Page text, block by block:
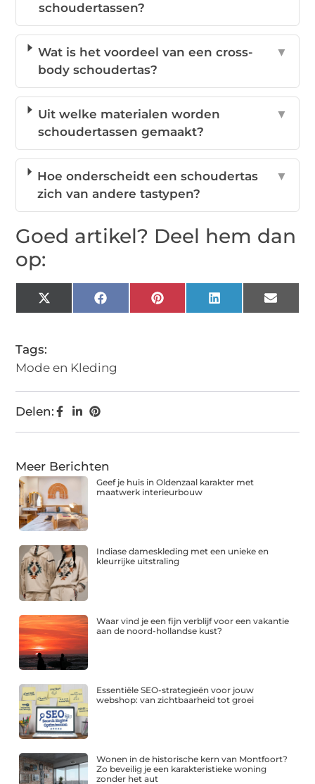
schoudertassen?
Wat is het voordeel van een cross-
body schoudertas?
▼
Uit welke materialen worden
schoudertassen gemaakt?
▼
Hoe onderscheidt een schoudertas
zich van andere tastypen?
▼
Goed artikel? Deel hem dan
op:
X
(Twitter)
FacebookPinterestLinkedIn Email
Tags:
Mode en Kleding
Delen:
Meer Berichten
Geef je huis in Oldenzaal karakter met
maatwerk interieurbouw
Indiase dameskleding met een unieke en
kleurrijke uitstraling
Waar vind je een fijn verblijf voor een vakantie
aan de noord-hollandse kust?
Essentiële SEO-strategieën voor jouw
webshop: van zichtbaarheid tot groei
Wonen in de historische kern van Montfoort?
Zo beveilig je een karakteristieke woning
zonder het aut